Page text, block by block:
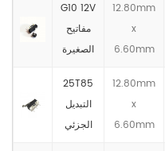
G10 12V
مفاتيح
الصغيرة
12.80mm
x
6.60mm
25T85
التبديل
الجزئي
12.80mm
x
6.60mm